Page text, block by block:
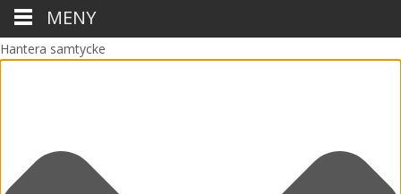
Hantera samtycke
MENY